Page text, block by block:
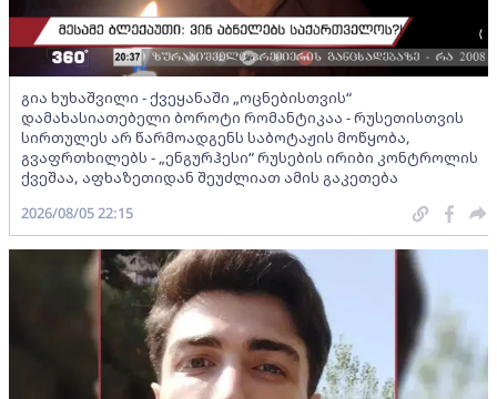
გია ხუხაშვილი - ქვეყანაში „ოცნებისთვის“
დამახასიათებელი ბოროტი რომანტიკაა - რუსეთისთვის
სირთულეს არ წარმოადგენს საბოტაჟის მოწყობა,
გვაფრთხილებს - „ენგურჰესი“ რუსების ირიბი კონტროლის
ქვეშაა, აფხაზეთიდან შეუძლიათ ამის გაკეთება
2026/08/05 22:15